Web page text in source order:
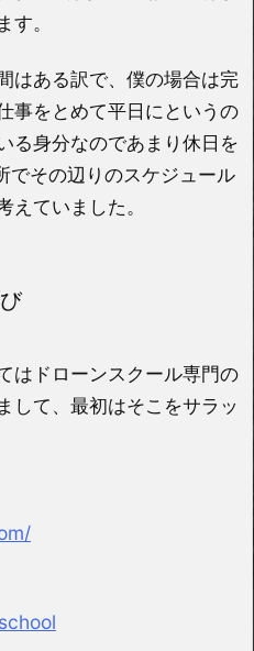
す。
はある訳で、僕の場合は完
事をとめて平日にというの
る身分なのであまり休日を
その辺りのスケジュール
えていました。
はドローンスクール専門の
して、最初はそこをサラッ